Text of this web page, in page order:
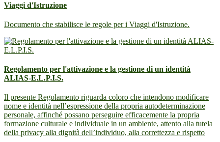
Viaggi d'Istruzione
Documento che stabilisce le regole per i Viaggi d'Istruzione.
Regolamento per l'attivazione e la gestione di un identità
ALIAS-E.L.P.I.S.
Il presente Regolamento riguarda coloro che intendono modificare
nome e identità nell’espressione della propria autodeterminazione
personale, affinché possano perseguire efficacemente la propria
formazione culturale e individuale in un ambiente, attento alla tutela
della privacy alla dignità dell’individuo, alla correttezza e rispetto